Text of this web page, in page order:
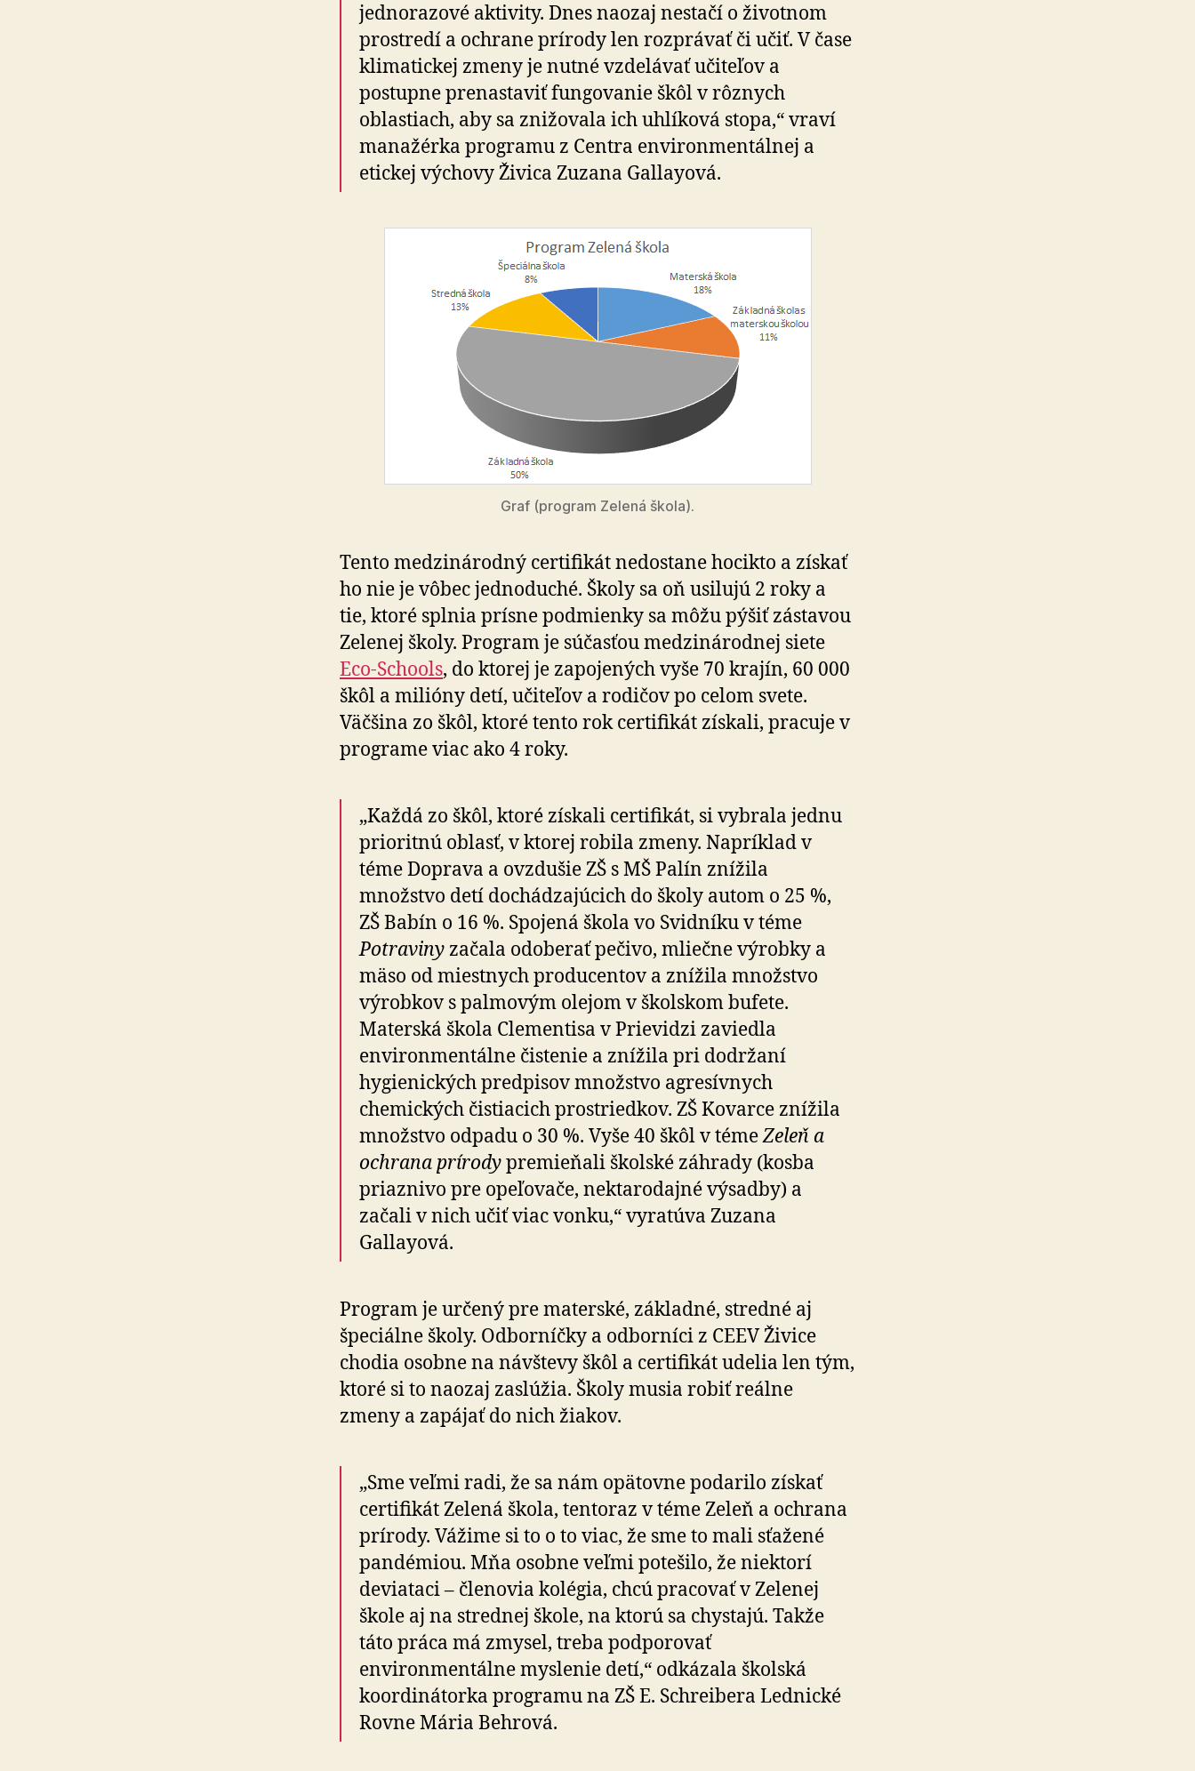
jednorazové aktivity. Dnes naozaj nestačí o životnom
prostredí a ochrane prírody len rozprávať či učiť. V čase
klimatickej zmeny je nutné vzdelávať učiteľov a
postupne prenastaviť fungovanie škôl v rôznych
oblastiach, aby sa znižovala ich uhlíková stopa,“ vraví
manažérka programu z Centra environmentálnej a
etickej výchovy Živica Zuzana Gallayová.
Graf (program Zelená škola).
Tento medzinárodný certifikát nedostane hocikto a získať
ho nie je vôbec jednoduché. Školy sa oň usilujú 2 roky a
tie, ktoré splnia prísne podmienky sa môžu pýšiť zástavou
Zelenej školy. Program je súčasťou medzinárodnej siete
Eco-Schools, do ktorej je zapojených vyše 70 krajín, 60 000
škôl a milióny detí, učiteľov a rodičov po celom svete.
Väčšina zo škôl, ktoré tento rok certifikát získali, pracuje v
programe viac ako 4 roky.
„Každá zo škôl, ktoré získali certifikát, si vybrala jednu
prioritnú oblasť, v ktorej robila zmeny. Napríklad v
téme Doprava a ovzdušie ZŠ s MŠ Palín znížila
množstvo detí dochádzajúcich do školy autom o 25 %,
ZŠ Babín o 16 %. Spojená škola vo Svidníku v téme
Potravinyzačala odoberať pečivo, mliečne výrobky a
mäso od miestnych producentov a znížila množstvo
výrobkov s palmovým olejom v školskom bufete.
Materská škola Clementisa v Prievidzi zaviedla
environmentálne čistenie a znížila pri dodržaní
hygienických predpisov množstvo agresívnych
chemických čistiacich prostriedkov. ZŠ Kovarce znížila
množstvo odpadu o 30 %. Vyše 40 škôl v témeZeleň a
ochrana prírodypremieňali školské záhrady (kosba
priaznivo pre opeľovače, nektarodajné výsadby) a
začali v nich učiť viac vonku,“ vyratúva Zuzana
Gallayová.
Program je určený pre materské, základné, stredné aj
špeciálne školy. Odborníčky a odborníci z CEEV Živice
chodia osobne na návštevy škôl a certifikát udelia len tým,
ktoré si to naozaj zaslúžia. Školy musia robiť reálne
zmeny a zapájať do nich žiakov.
„Sme veľmi radi, že sa nám opätovne podarilo získať
certifikát Zelená škola, tentoraz v téme Zeleň a ochrana
prírody. Vážime si to o to viac, že sme to mali sťažené
pandémiou. Mňa osobne veľmi potešilo, že niektorí
deviataci – členovia kolégia, chcú pracovať v Zelenej
škole aj na strednej škole, na ktorú sa chystajú. Takže
táto práca má zmysel, treba podporovať
environmentálne myslenie detí,“ odkázala školská
koordinátorka programu na ZŠ E. Schreibera Lednické
Rovne Mária Behrová.